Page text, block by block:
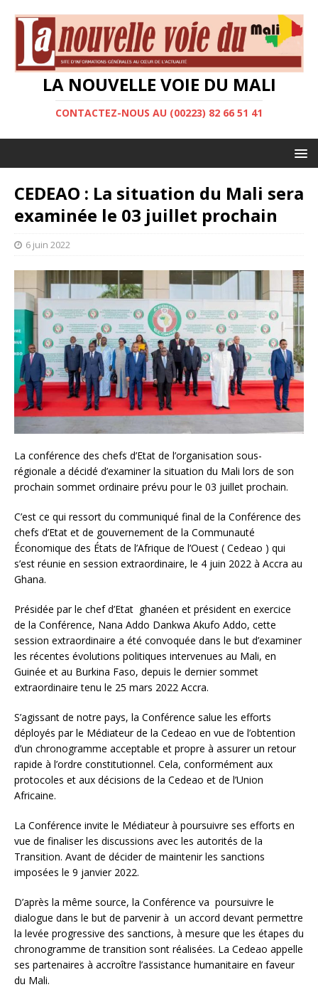
LA NOUVELLE VOIE DU MALI
CONTACTEZ-NOUS AU (00223) 82 66 51 41
CEDEAO : La situation du Mali sera
examinée le 03 juillet prochain
6 juin 2022
La conférence des chefs d’Etat de l’organisation sous-
régionale a décidé d’examiner la situation du Mali lors de son
prochain sommet ordinaire prévu pour le 03 juillet prochain.
C’est ce qui ressort du communiqué final de la Conférence des
chefs d’Etat et de gouvernement de la Communauté
Économique des États de l’Afrique de l’Ouest ( Cedeao ) qui
s’est réunie en session extraordinaire, le 4 juin 2022 à Accra au
Ghana.
Présidée par le chef d’Etat ghanéen et président en exercice
de la Conférence, Nana Addo Dankwa Akufo Addo, cette
session extraordinaire a été convoquée dans le but d’examiner
les récentes évolutions politiques intervenues au Mali, en
Guinée et au Burkina Faso, depuis le dernier sommet
extraordinaire tenu le 25 mars 2022 Accra.
S’agissant de notre pays, la Conférence salue les efforts
déployés par le Médiateur de la Cedeao en vue de l’obtention
d’un chronogramme acceptable et propre à assurer un retour
rapide à l’ordre constitutionnel. Cela, conformément aux
protocoles et aux décisions de la Cedeao et de l’Union
Africaine.
La Conférence invite le Médiateur à poursuivre ses efforts en
vue de finaliser les discussions avec les autorités de la
Transition. Avant de décider de maintenir les sanctions
imposées le 9 janvier 2022.
D’après la même source, la Conférence va poursuivre le
dialogue dans le but de parvenir à un accord devant permettre
la levée progressive des sanctions, à mesure que les étapes du
chronogramme de transition sont réalisées. La Cedeao appelle
ses partenaires à accroître l’assistance humanitaire en faveur
du Mali.